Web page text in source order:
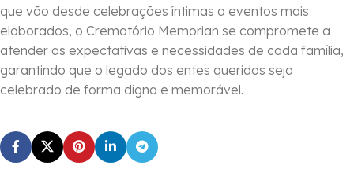
que vão desde celebrações íntimas a eventos mais
elaborados, o Crematório Memorian se compromete a
atender as expectativas e necessidades de cada família,
garantindo que o legado dos entes queridos seja
celebrado de forma digna e memorável.